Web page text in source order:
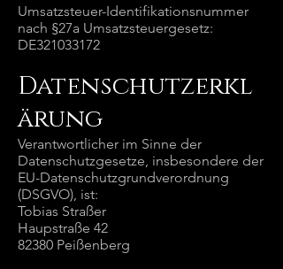
Umsatzsteuer-Identifikationsnummer
nach §27a Umsatzsteuergesetz:
DE321033172
Datenschutzerkl
ärung
Verantwortlicher im Sinne der
Datenschutzgesetze, insbesondere der
EU-Datenschutzgrundverordnung
(DSGVO), ist:
Tobias Straßer
Haupstraße 42
82380 Peißenberg